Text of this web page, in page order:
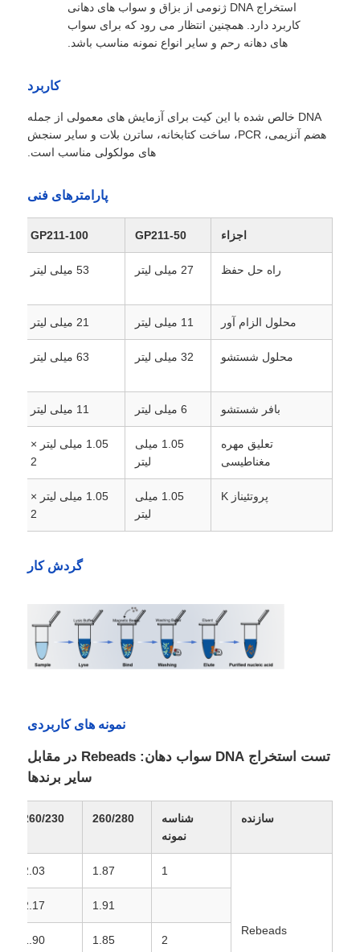
محصولات
بازدید از کارخانه
استخراج اسید نوکلئیک مهره‌های مغناطیسی
استخراج DNA ژنومی از بزاق و سواب های دهانی
کاربرد دارد. همچنین انتظار می رود که برای سواب
های دهانه رحم و سایر انواع نمونه مناسب باشد.
کاربرد
DNA خالص شده با این کیت برای آزمایش های معمولی از جمله
هضم آنزیمی، PCR، ساخت کتابخانه، ساترن بلات و سایر سنجش
های مولکولی مناسب است.
پارامترهای فنی
اجزاء GP211-50
GP211-100
راه حل حفظ 27 میلی لیتر 53 میلی لیتر
محلول الزام آور 11 میلی لیتر 21 میلی لیتر
محلول شستشو 32 میلی لیتر 63 میلی لیتر
بافر شستشو 6 میلی لیتر 11 میلی لیتر
تعلیق مهره
مغناطیسی
1.05 میلی
لیتر
1.05 میلی لیتر ×
2
پروتئیناز K
1.05 میلی
لیتر
1.05 میلی لیتر ×
2
گردش کار
نمونه های کاربردی
تست استخراج DNA سواب دهان: Rebeads در مقابل
سایر برندها
سازنده
شناسه
نمونه
260/280
260/230
Rebeads
1
1.87
2.03
1.91
2.17
2
1.85
1.90